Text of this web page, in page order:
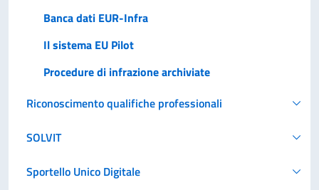
Banca dati EUR-Infra
Il sistema EU Pilot
Procedure di infrazione archiviate
Riconoscimento qualifiche professionali
SOLVIT
Sportello Unico Digitale